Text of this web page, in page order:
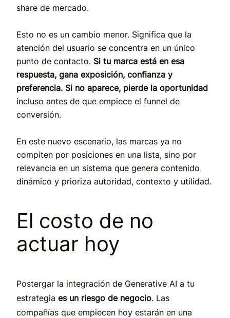
share de mercado.
Esto no es un cambio menor. Significa que la
atención del usuario se concentra en un único
punto de contacto. Si tu marca está en esa
respuesta, gana exposición, confianza y
preferencia. Si no aparece, pierde la oportunidad
incluso antes de que empiece el funnel de
conversión.
En este nuevo escenario, las marcas ya no
compiten por posiciones en una lista, sino por
relevancia en un sistema que genera contenido
dinámico y prioriza autoridad, contexto y utilidad.
El costo de no
actuar hoy
Postergar la integración de Generative AI a tu
estrategia es un riesgo de negocio. Las
compañías que empiecen hoy estarán en una